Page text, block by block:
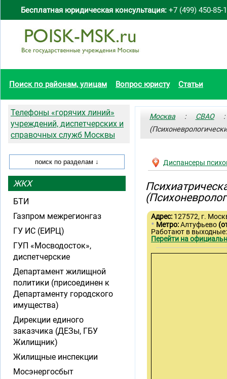
Бесплатная юридическая консультация: +7 (499) 450-85-
Поиск по районам, улицам Вопрос юристу Статьи
Москва : СВАО:
Диспансеры
Адрес: 127572, г.
• Метро:Алтуфьево
Работают в
Перейти на
Телефоны «горячих линий»
учреждений, диспетчерских и
справочных служб Москвы
ЖКХ
БТИ
Газпром межрегионгаз
ГУ ИС (ЕИРЦ)
ГУП «Мосводосток»,
диспетчерские
Департамент жилищной
политики (присоединен к
Департаменту городского
имущества)
Дирекции единого
заказчика (ДЕЗы, ГБУ
Жилищник)
Жилищные инспекции
Мосэнергосбыт